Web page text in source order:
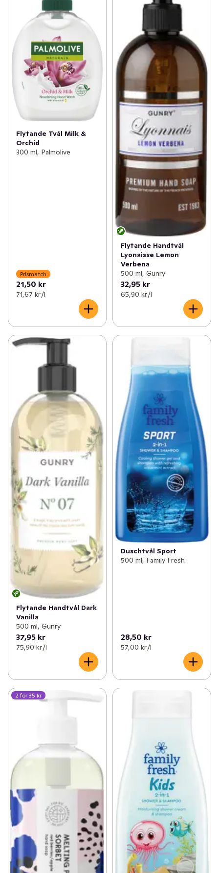
Flytande Tvål Milk &
Orchid
300 ml, Palmolive
Prismatch
21,50 kr
71,67 kr /l
Flytande Handtvål
Lyonaisse Lemon
Verbena
500 ml, Gunry
32,95 kr
65,90 kr /l
Flytande Handtvål Dark
Vanilla
500 ml, Gunry
37,95 kr
75,90 kr /l
Duschtvål Sport
500 ml, Family Fresh
28,50 kr
57,00 kr /l
2 för 35 kr